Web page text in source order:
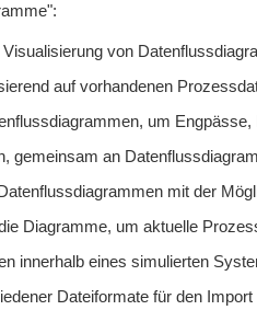
von
auf vorhandenen
um
gemeinsam an
mit der
Diagramme, um aktuelle
innerhalb eines simulierten
Dateiformate für den